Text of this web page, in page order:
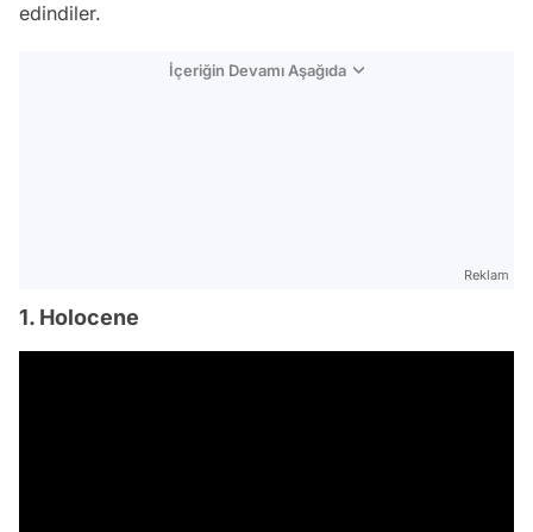
edindiler.
İçeriğin Devamı Aşağıda
Reklam
1. Holocene